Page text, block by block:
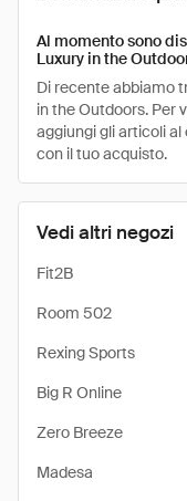
Vedi altri negozi
Fit2B
Room 502
Rexing Sports
Big R Online
Zero Breeze
Madesa
Al momento sono
Luxury in the
Di recente abbiamo
in the Outdoors. Per
aggiungi gli articoli
con il tuo acquisto.